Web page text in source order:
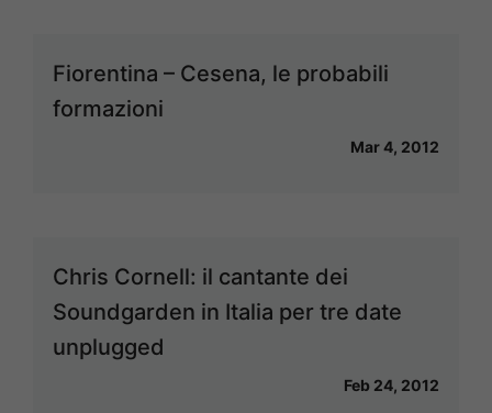
Fiorentina – Cesena, le probabili
formazioni
Mar 4, 2012
Chris Cornell: il cantante dei
Soundgarden in Italia per tre date
unplugged
Feb 24, 2012